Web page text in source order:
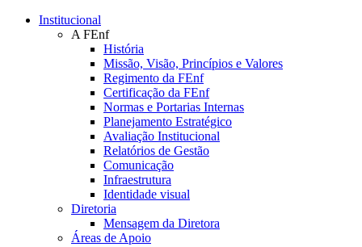
Conteúdo principal
Institucional
A FEnf
História
Missão, Visão, Princípios e Valores
Regimento da FEnf
Certificação da FEnf
Normas e Portarias Internas
Planejamento Estratégico
Avaliação Institucional
Relatórios de Gestão
Comunicação
Infraestrutura
Identidade visual
Diretoria
Mensagem da Diretora
Áreas de Apoio